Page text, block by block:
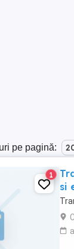
pe pagină:
1
si